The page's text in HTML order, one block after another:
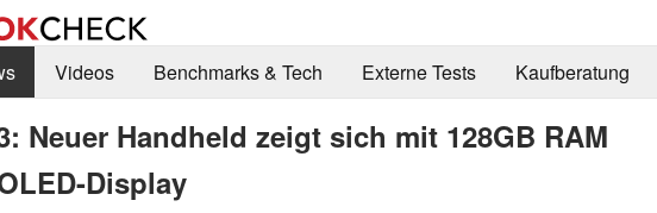
Videos Benchmarks & Tech Externe Tests Kaufberatung
Neuer Handheld zeigt sich mit 128GB RAM
Display